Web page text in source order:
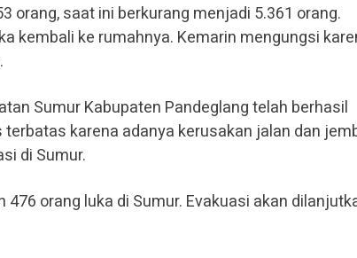
orang, saat ini berkurang menjadi 5.361 orang.
kembali ke rumahnya. Kemarin mengungsi
Sumur Kabupaten Pandeglang telah berhasil
karena adanya kerusakan jalan dan
di Sumur.
orang luka di Sumur. Evakuasi akan